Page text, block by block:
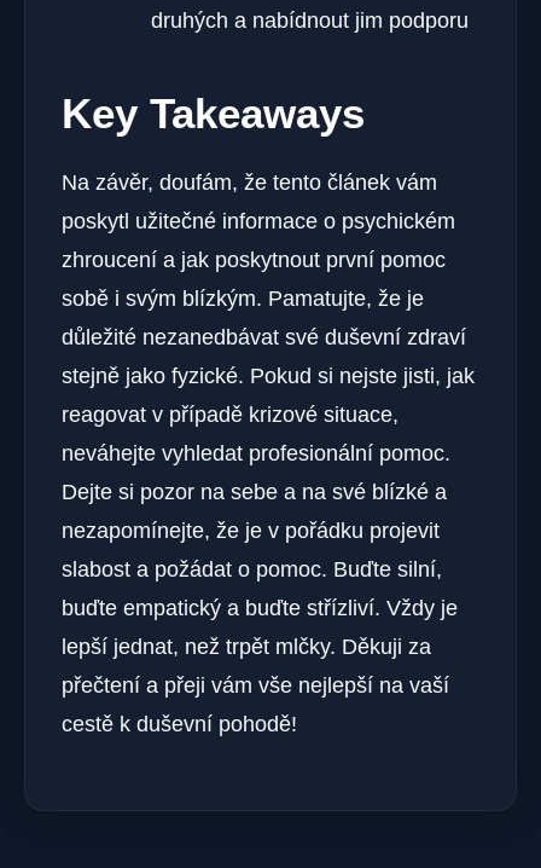
‌druhých a nabídnout jim podporu
Key Takeaways
Na závěr, doufám, že‌ tento článek vám
poskytl užitečné‌ informace o psychickém
⁣zhroucení a jak poskytnout první pomoc
sobě i svým blízkým. Pamatujte, že je
důležité nezanedbávat své⁢ duševní zdraví
stejně ​jako​ fyzické. Pokud si nejste jisti, jak
reagovat v případě krizové situace,
neváhejte‍ vyhledat profesionální‍ pomoc.
Dejte‍ si‍ pozor na ‌sebe a​ na své blízké a
⁢nezapomínejte, že je v pořádku projevit
slabost a požádat o pomoc. Buďte silní,
buďte ⁤empatický a buďte střízliví. Vždy je⁤
lepší jednat, než trpět mlčky. Děkuji za
přečtení a přeji vám vše nejlepší na vaší
cestě k duševní pohodě!